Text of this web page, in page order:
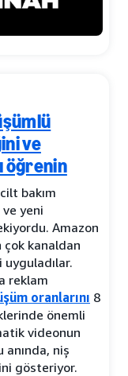
ve
öğrenin
bakım
yeni
Amazon
kanaldan
reklam
oranlarını 8
önemli
videonun
niş
gösteriyor.